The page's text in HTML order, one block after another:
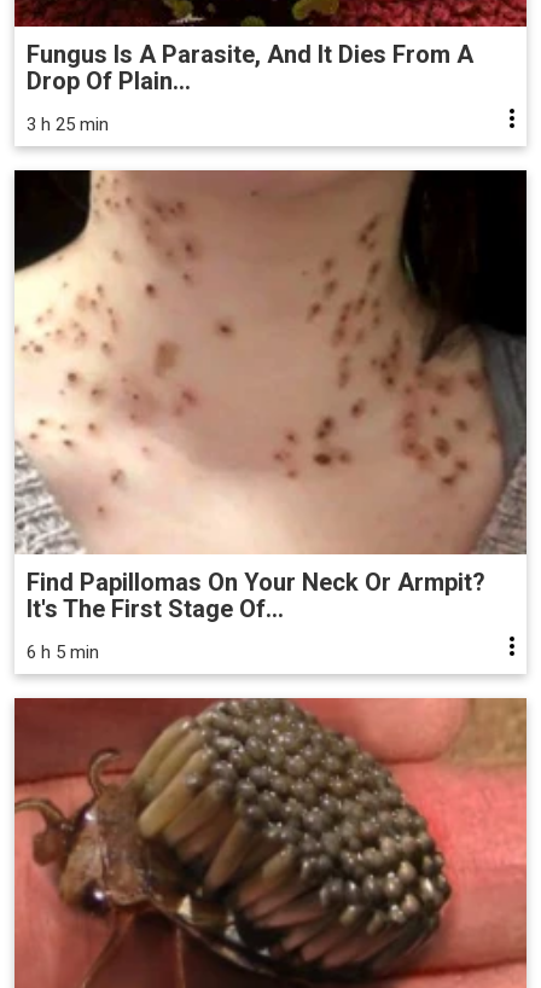
Fungus Is A Parasite, And It Dies From A
Drop Of Plain...
3 h 25 min
Find Papillomas On Your Neck Or Armpit?
It's The First Stage Of...
6 h 5 min